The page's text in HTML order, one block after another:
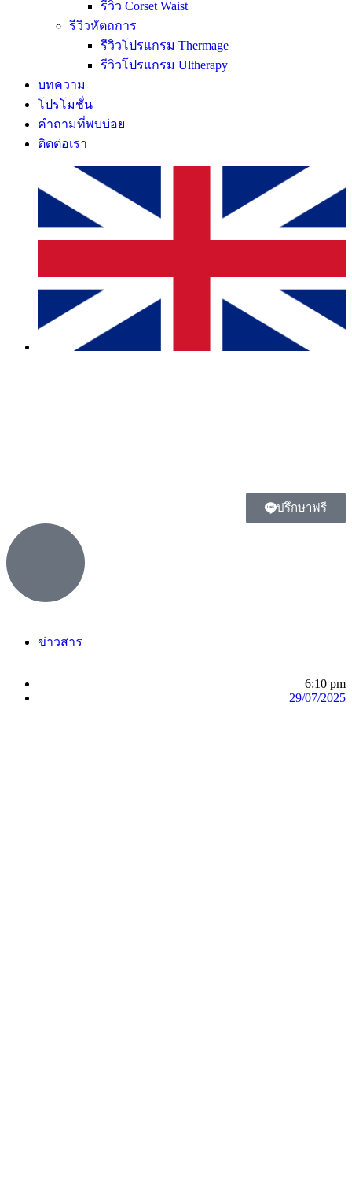
รีวิว Corset Waist
รีวิวหัตถการ
รีวิวโปรแกรม Thermage
รีวิวโปรแกรม Ultherapy
บทความ
โปรโมชั่น
คำถามที่พบบ่อย
ติดต่อเรา
ปรึกษาฟรี
ข่าวสาร
6:10 pm
29/07/2025